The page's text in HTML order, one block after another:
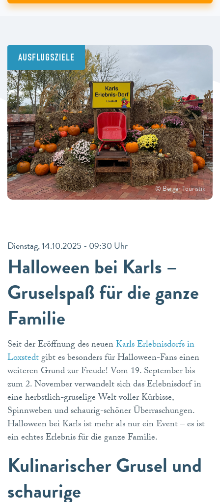
AUSFLUGSZIELE
© Berger Touristik
Dienstag, 14.10.2025 - 09:30 Uhr
Halloween bei Karls –
Gruselspaß für die ganze
Familie
Seit der Eröffnung des neuenKarls Erlebnisdorfs in
Loxstedtgibt es besonders für Halloween-Fans einen
weiteren Grund zur Freude! Vom 19. September bis
zum 2. November verwandelt sich das Erlebnisdorf in
eine herbstlich-gruselige Welt voller Kürbisse,
Spinnweben und schaurig-schöner Überraschungen.
Halloween bei Karls ist mehr als nur ein Event – es ist
ein echtes Erlebnis für die ganze Familie.
Kulinarischer Grusel und
schaurige